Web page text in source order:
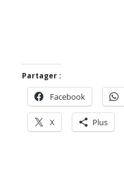
Partager :
Facebook
X Plus